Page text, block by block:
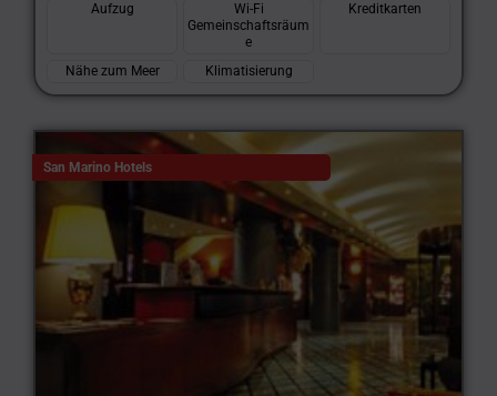
Aufzug
Wi-Fi
Gemeinschaftsräum
e
Kreditkarten
Nähe zum Meer Klimatisierung
San Marino Hotels